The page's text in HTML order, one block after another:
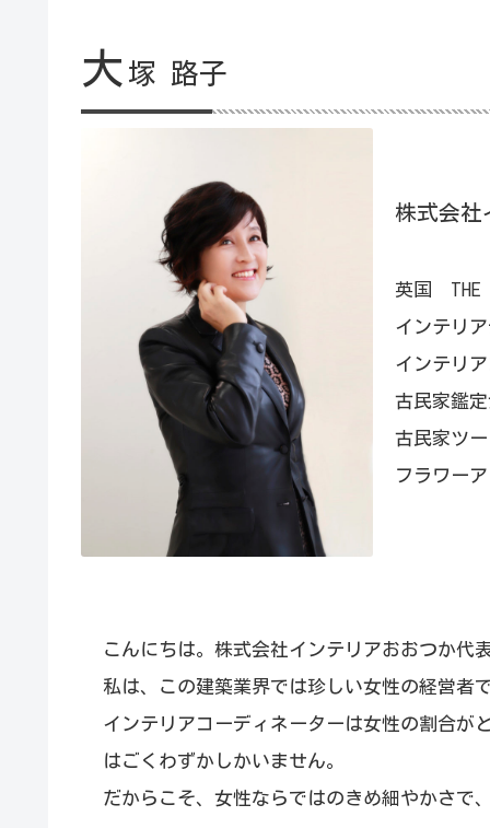
大 塚 路子
株式会社
英国 THE
インテリ
インテリ
古民家鑑
古民家ツ
フラワー
こんにちは。株式会社インテリアおおつか代
私は、この建築業界では珍しい女性の経営者で
インテリアコーディネーターは女性の割合が
はごくわずかしかいません。
だからこそ、女性ならではのきめ細やかさで